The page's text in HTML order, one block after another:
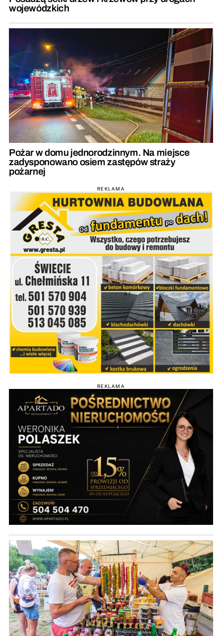
wojewódzkich
Pożar w domu jednorodzinnym. Na miejsce
zadysponowano osiem zastępów straży
pożarnej
REKLAMA
REKLAMA